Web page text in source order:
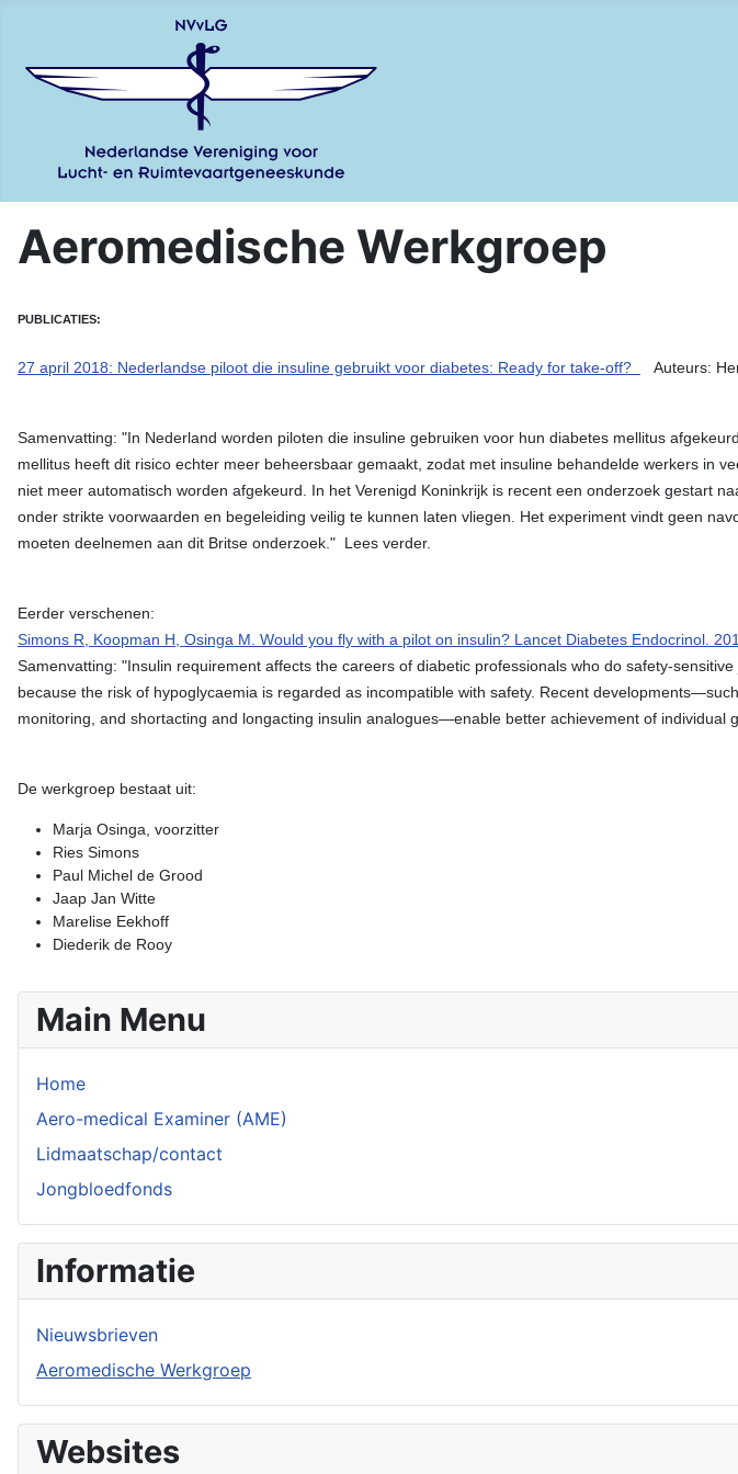
Aeromedische Werkgroep
PUBLICATIES:
27 april 2018: Nederlandse piloot die insuline gebruikt voor diabetes: Ready for take-off?
Samenvatting: "In Nederland worden piloten die insuline gebruiken voor hun diabetes mellitus
mellitus heeft dit risico echter meer beheersbaar gemaakt, zodat met insuline behandelde werkers in
niet meer automatisch worden afgekeurd. In het Verenigd Koninkrijk is recent een onderzoek gestart
onder strikte voorwaarden en begeleiding veilig te kunnen laten vliegen. Het experiment vindt geen
moeten deelnemen aan dit Britse onderzoek." Lees verder.
Eerder verschenen:
Simons R, Koopman H, Osinga M. Would you fly with a pilot on insulin? Lancet Diabetes Endocrinol.
Samenvatting: "Insulin requirement affects the careers of diabetic professionals who do safety-
because the risk of hypoglycaemia is regarded as incompatible with safety. Recent
monitoring, and shortacting and longacting insulin analogues—enable better achievement of
De werkgroep bestaat uit:
Marja Osinga, voorzitter
Ries Simons
Paul Michel de Grood
Jaap Jan Witte
Marelise Eekhoff
Diederik de Rooy
Main Menu
Home
Aero-medical Examiner (AME)
Lidmaatschap/contact
Jongbloedfonds
Informatie
Nieuwsbrieven
Aeromedische Werkgroep
Websites